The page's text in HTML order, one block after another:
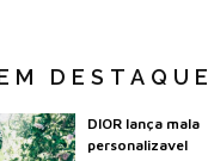
DESTAQUE
DIOR lança mala
personalizavel